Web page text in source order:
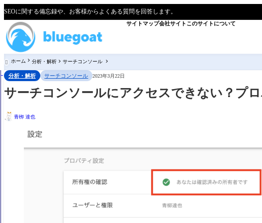
SEOに関する備忘録や、お客様からよくある質問を回答します。
サイトマップ会社サイト このサイトについて
 ホーム 分析・解析 サーチコンソール
分析・解析 サーチコンソール 2023年3月22日
サーチコンソールにアクセスできない？プ
青栁 達也